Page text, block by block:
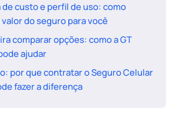
custo e perfil de uso: como
do seguro para você
comparar opções: como a GT
ajudar
por que contratar o Seguro Celular
fazer a diferença